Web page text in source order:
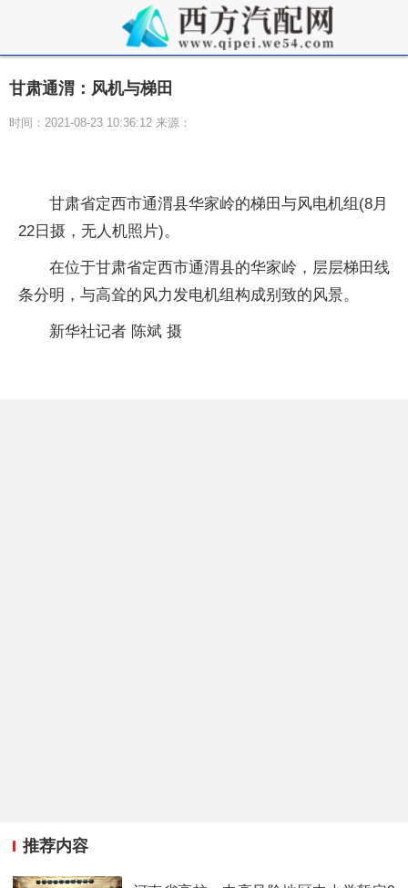
甘肃通渭：风机与梯田
时间：2021-08-23 10:36:12 来源：
甘肃省定西市通渭县华家岭的梯田与风电机组(8月
22日摄，无人机照片)。
在位于甘肃省定西市通渭县的华家岭，层层梯田线
条分明，与高耸的风力发电机组构成别致的风景。
新华社记者 陈斌 摄
推荐内容